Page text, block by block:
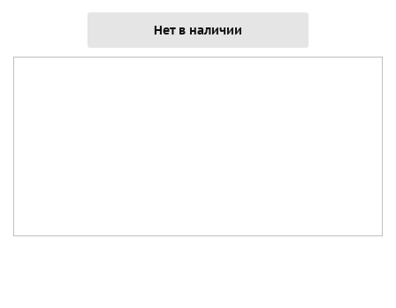
Нет в наличии